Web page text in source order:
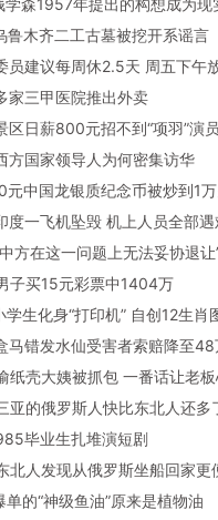
鲁木齐二工古墓被挖开系谣言
员建议每周休2.5天 周五下午
家三甲医院推出外卖
区日薪800元招不到“项羽”演员
方国家领导人为何密集访华
元中国龙银质纪念币被炒到1
度一飞机坠毁 机上人员全部遇
方在这一问题上无法妥协退让
子买15元彩票中1404万
学生化身“打印机” 自创12生肖
马错发水仙受害者索赔降至48
纸壳大姨被抓包 一番话让老
亚的俄罗斯人快比东北人还多
毕业生扎堆演短剧
北人发现从俄罗斯坐船回家更
单的“神级鱼油”原来是植物油